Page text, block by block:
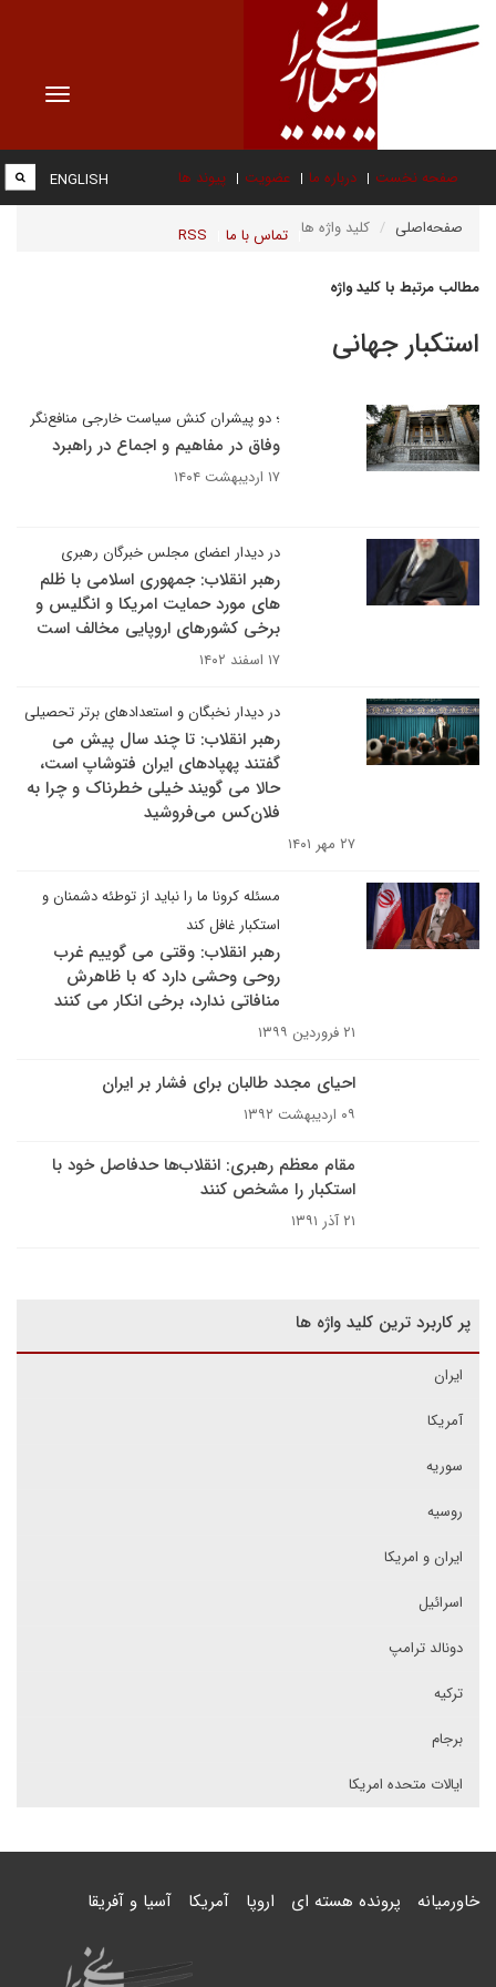
Toggle
صفحه نخست درباره ما عضویت پیوند ها
تماس با ما RSS
ENGLISH
صفحه‌اصلی کلید واژه ها
مطالب مرتبط با کلید واژه
استکبار جهانی
؛ دو پیشران کنش سیاست خارجی منافع‌نگر
وفاق در مفاهیم و اجماع در راهبرد
۱۷ اردیبهشت ۱۴۰۴
در دیدار اعضای مجلس خبرگان رهبری
رهبر انقلاب: جمهوری اسلامی با ظلم
های مورد حمایت امریکا و انگلیس و
برخی کشورهای اروپایی مخالف است
۱۷ اسفند ۱۴۰۲
در دیدار نخبگان و استعدادهای برتر تحصیلی
رهبر انقلاب: تا چند سال پیش می
گفتند پهپادهای ایران فتوشاپ است،
حالا می گویند خیلی خطرناک و چرا به
فلان‌کس می‌فروشید
۲۷ مهر ۱۴۰۱
مسئله کرونا ما را نباید از توطئه دشمنان و
استکبار غافل کند
رهبر انقلاب: وقتی می گوییم غرب
روحی وحشی دارد که با ظاهرش
منافاتی ندارد، برخی انکار می کنند
۲۱ فروردین ۱۳۹۹
احیای مجدد طالبان برای فشار بر ایران
۰۹ اردیبهشت ۱۳۹۲
مقام معظم رهبری: انقلاب‌ها حدفاصل خود با
استکبار را مشخص کنند
۲۱ آذر ۱۳۹۱
پر کاربرد ترین کلید واژه ها
ایران
آمریکا
سوریه
روسیه
ایران و امریکا
اسرائیل
دونالد ترامپ
ترکیه
برجام
ایالات متحده امریکا
خاورمیانه پرونده هسته ای اروپا آمریکا آسیا و آفریقا